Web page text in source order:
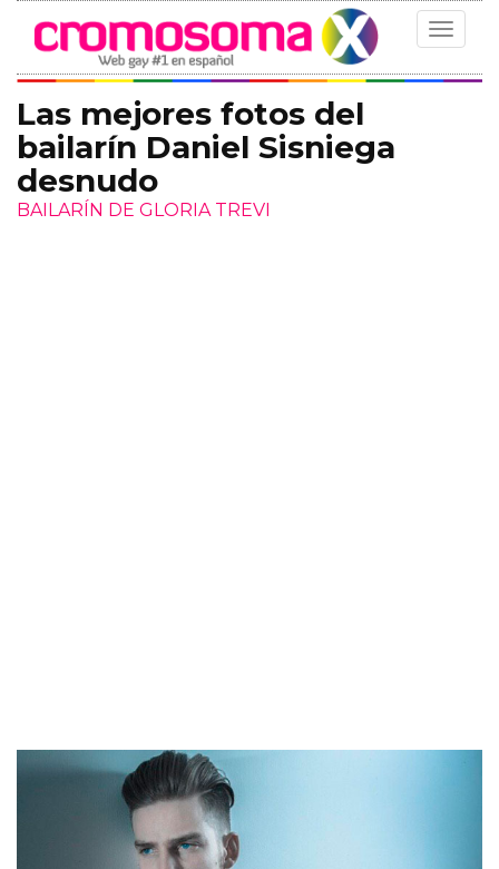
Toggle
Las mejores fotos del
bailarín Daniel Sisniega
desnudo
BAILARÍN DE GLORIA TREVI